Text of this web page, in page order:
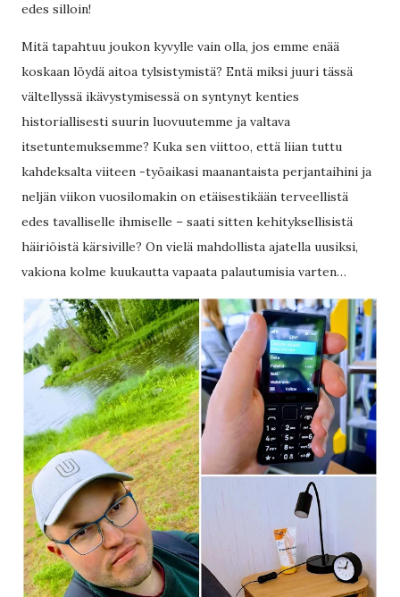
edes silloin!
Mitä tapahtuu joukon kyvylle vain olla, jos emme enää
koskaan löydä aitoa tylsistymistä? Entä miksi juuri tässä
vältellyssä ikävystymisessä on syntynyt kenties
historiallisesti suurin luovuutemme ja valtava
itsetuntemuksemme? Kuka sen viittoo, että liian tuttu
kahdeksalta viiteen -työaikasi maanantaista perjantaihini ja
neljän viikon vuosilomakin on etäisestikään terveellistä
edes tavalliselle ihmiselle – saati sitten kehityksellisistä
häiriöistä kärsiville? On vielä mahdollista ajatella uusiksi,
vakiona kolme kuukautta vapaata palautumisia varten…